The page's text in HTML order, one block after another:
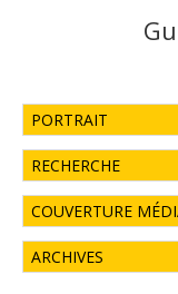
PORTRAIT
RECHERCHE
COUVERTURE
ARCHIVES